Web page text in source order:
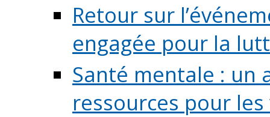
Retour sur
engagée pour la
Santé mentale : un
ressources pour